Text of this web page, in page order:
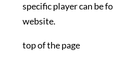
specific player can be
website.
top of the page